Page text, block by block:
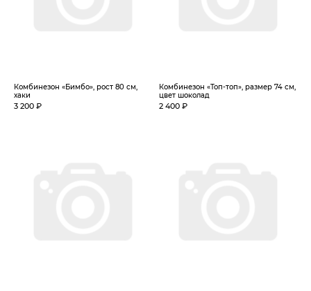
Комбинезон «Бимбо», рост 80 см,
хаки
3 200 ₽
Комбинезон «Топ-топ», размер 74 см,
цвет шоколад
2 400 ₽